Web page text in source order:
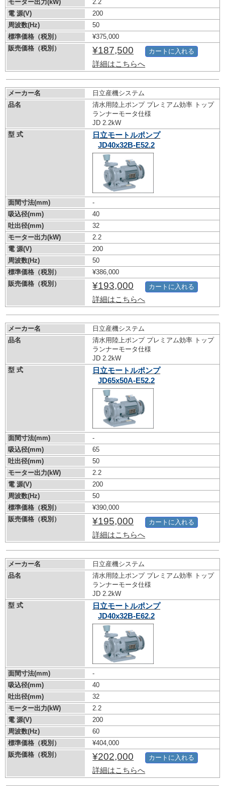
モーター出力(kW)
2.2
電 源(V)
200
周波数(Hz)
50
標準価格（税別）
¥375,000
販売価格（税別）
¥187,500
詳細はこちらへ
カートに入れる
メーカー名
日立産機システム
品名
清水用陸上ポンプ プレミアム効率 トップ
ランナーモータ仕様
JD 2.2kW
型 式
日立モートルポンプ
JD40x32B-E52.2
面間寸法(mm)
-
吸込径(mm)
40
吐出径(mm)
32
モーター出力(kW)
2.2
電 源(V)
200
周波数(Hz)
50
標準価格（税別）
¥386,000
販売価格（税別）
¥193,000
詳細はこちらへ
カートに入れる
メーカー名
日立産機システム
品名
清水用陸上ポンプ プレミアム効率 トップ
ランナーモータ仕様
JD 2.2kW
型 式
日立モートルポンプ
JD65x50A-E52.2
面間寸法(mm)
-
吸込径(mm)
65
吐出径(mm)
50
モーター出力(kW)
2.2
電 源(V)
200
周波数(Hz)
50
標準価格（税別）
¥390,000
販売価格（税別）
¥195,000
詳細はこちらへ
カートに入れる
メーカー名
日立産機システム
品名
清水用陸上ポンプ プレミアム効率 トップ
ランナーモータ仕様
JD 2.2kW
型 式
日立モートルポンプ
JD40x32B-E62.2
面間寸法(mm)
-
吸込径(mm)
40
吐出径(mm)
32
モーター出力(kW)
2.2
電 源(V)
200
周波数(Hz)
60
標準価格（税別）
¥404,000
販売価格（税別）
¥202,000
詳細はこちらへ
カートに入れる